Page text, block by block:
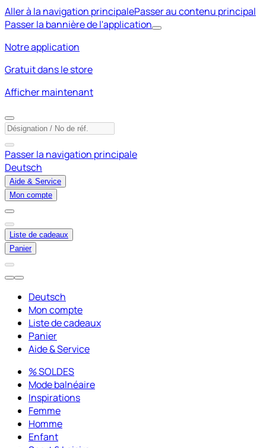
Aller à la navigation principalePasser au contenu principal
Passer la bannière de l'application
Notre application
Gratuit dans le store
Afficher maintenant
Passer la navigation principale
Deutsch
Aide & Service
Mon compte
Liste de cadeaux
Panier
Deutsch
Mon compte
Liste de cadeaux
Panier
Aide & Service
% SOLDES
Mode balnéaire
Inspirations
Femme
Homme
Enfant